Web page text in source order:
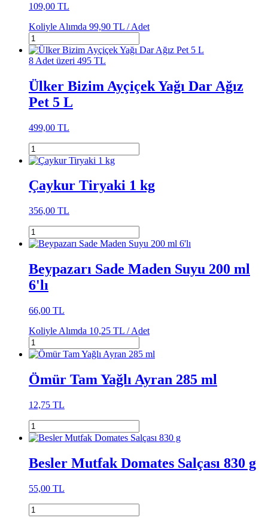
109,00 TL
Koliyle Alımda 99,90 TL /Adet
8 Adet üzeri 495 TL
Ülker Bizim Ayçiçek Yağı Dar Ağız
Pet 5 L
499,00 TL
Çaykur Tiryaki 1 kg
356,00 TL
Beypazarı Sade Maden Suyu 200 ml
6'lı
66,00 TL
Koliyle Alımda 10,25 TL /Adet
Ömür Tam Yağlı Ayran 285 ml
12,75 TL
Besler Mutfak Domates Salçası 830 g
55,00 TL